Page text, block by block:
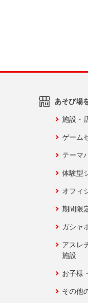
あそび場
施設・
ゲーム
テーマ
体験型
オフィ
期間限
ガシャ
アスレ
施設
お子様
その他